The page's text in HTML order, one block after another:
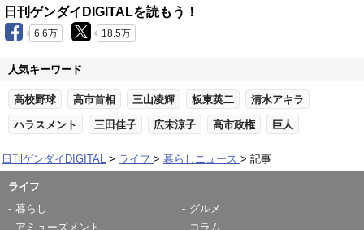
日刊ゲンダイDIGITALを読もう！
6.6万 18.5万
人気キーワード
高校野球 高市首相 三山凌輝 板東英二 清水アキラ
ハラスメント 三田佳子 広末涼子 高市政権 巨人
日刊ゲンダイDIGITAL ライフ 暮らしニュース 記事
ライフ
暮らし
グルメ
アミューズメント
コラム